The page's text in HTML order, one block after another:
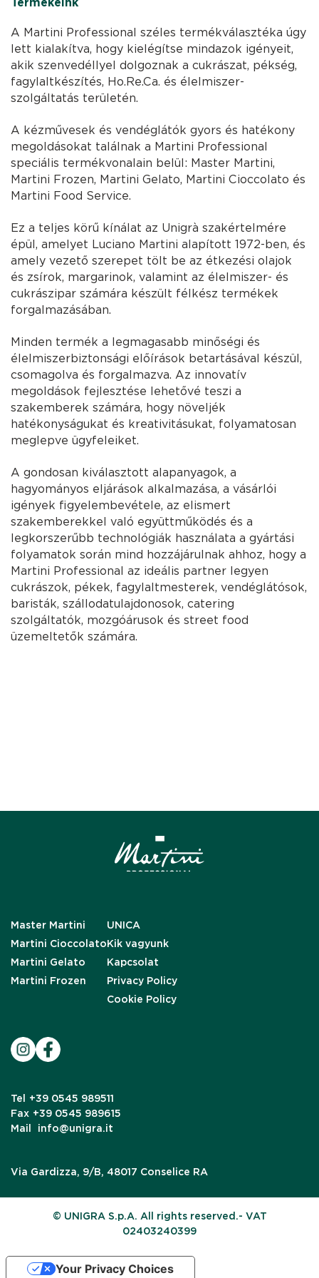
A Martini Professional széles termékválasztéka úgy
lett kialakítva, hogy kielégítse mindazok igényeit,
akik szenvedéllyel dolgoznak a cukrászat, pékség,
fagylaltkészítés, Ho.Re.Ca. és élelmiszer-
szolgáltatás területén.
A kézművesek és vendéglátók gyors és hatékony
megoldásokat találnak a Martini Professional
speciális termékvonalain belül: Master Martini,
Martini Frozen, Martini Gelato, Martini Cioccolato és
Martini Food Service.
Ez a teljes körű kínálat az Unigrà szakértelmére
épül, amelyet Luciano Martini alapított 1972-ben, és
amely vezető szerepet tölt be az étkezési olajok
és zsírok, margarinok, valamint az élelmiszer- és
cukrászipar számára készült félkész termékek
forgalmazásában.
Minden termék a legmagasabb minőségi és
élelmiszerbiztonsági előírások betartásával készül,
csomagolva és forgalmazva. Az innovatív
megoldások fejlesztése lehetővé teszi a
szakemberek számára, hogy növeljék
hatékonyságukat és kreativitásukat, folyamatosan
meglepve ügyfeleiket.
A gondosan kiválasztott alapanyagok, a
hagyományos eljárások alkalmazása, a vásárlói
igények figyelembevétele, az elismert
szakemberekkel való együttműködés és a
legkorszerűbb technológiák használata a gyártási
folyamatok során mind hozzájárulnak ahhoz, hogy a
Martini Professional az ideális partner legyen
cukrászok, pékek, fagylaltmesterek, vendéglátósok,
baristák, szállodatulajdonosok, catering
szolgáltatók, mozgóárusok és street food
üzemeltetők számára.
Master Martini
Martini Cioccolato
Martini Gelato
Martini Frozen
UNICA
Kik vagyunk
Kapcsolat
Privacy Policy
Cookie Policy
Tel
+39 0545 989511
Fax +39 0545 989615
Mail
info@unigra.it
Via Gardizza, 9/B, 48017 Conselice RA
© UNIGRA S.p.A. All rights reserved.- VAT
02403240399
Your Privacy Choices